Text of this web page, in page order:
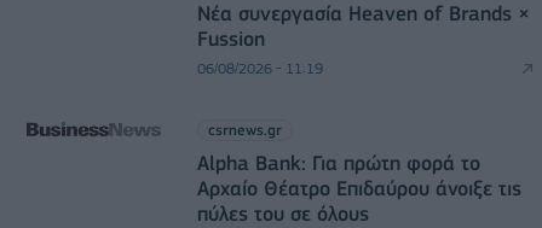
Νέα συνεργασία Heaven of Brands ×
Fussion
06/08/2026 - 11:19
csrnews.gr
Alpha Bank: Για πρώτη φορά το
Αρχαίο Θέατρο Επιδαύρου άνοιξε τις
πύλες του σε όλους